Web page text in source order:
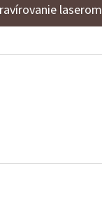
laserom